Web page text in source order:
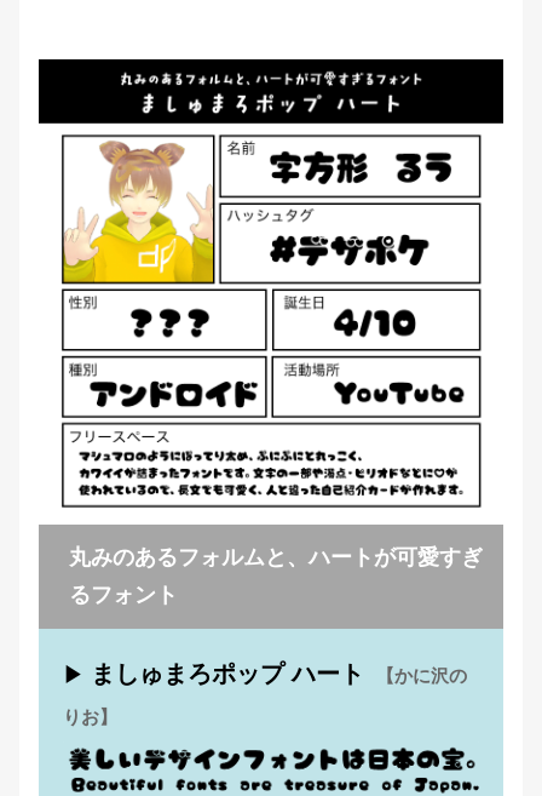
丸みのあるフォルムと、ハートが可愛すぎ
るフォント
▶ ましゅまろポップ ハート
【かに沢の
りお】